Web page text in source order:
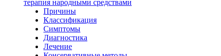
терапия народными средствами
Причины
Классификация
Симптомы
Диагностика
Лечение